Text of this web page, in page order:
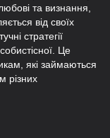
та визнання,
від своїх
стратегії
Це
які займаються
різних